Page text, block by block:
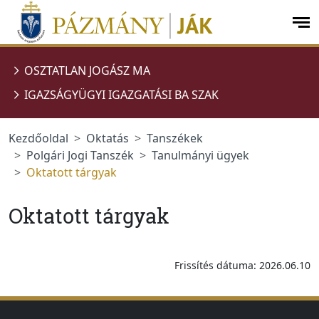
Ugrás a menüre
Ugrás a tartalomra
OSZTATLAN JOGÁSZ MA
IGAZSÁGYÜGYI IGAZGATÁSI BA SZAK
Kezdőoldal Oktatás
Tanszékek
Polgári Jogi Tanszék
Tanulmányi ügyek
Oktatott tárgyak
Oktatott tárgyak
Frissítés dátuma: 2026.06.10